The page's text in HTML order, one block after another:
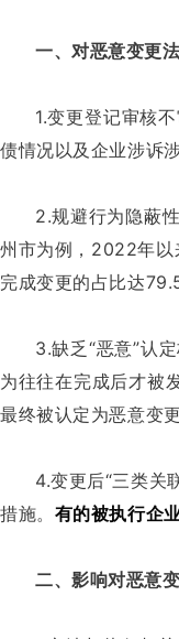
一、对恶意变更
1.变更登记审核
债情况以及企业涉诉
2.规避行为隐蔽
州市为例，2022年以
完成变更的占比达
3.缺乏“恶意”认
为往往在完成后才被
最终被认定为恶意变
4.变更后“三类关
措施。 有的被执行企
二、影响对恶意